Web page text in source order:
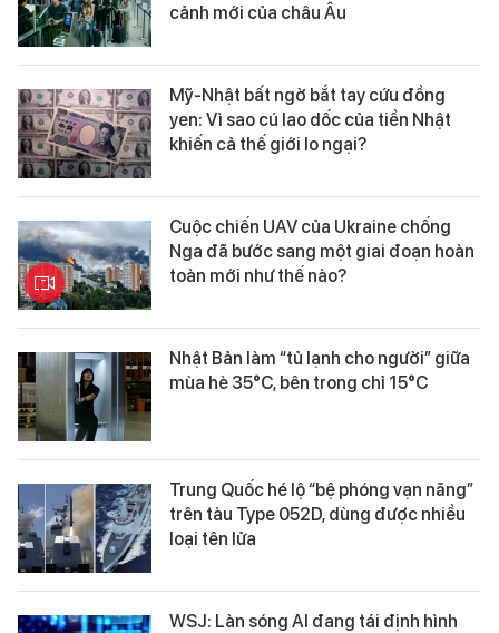
cảnh mới của châu Âu
Mỹ-Nhật bất ngờ bắt tay cứu đồng
yen: Vì sao cú lao dốc của tiền Nhật
khiến cả thế giới lo ngại?
Cuộc chiến UAV của Ukraine chống
Nga đã bước sang một giai đoạn hoàn
toàn mới như thế nào?
Nhật Bản làm “tủ lạnh cho người” giữa
mùa hè 35°C, bên trong chỉ 15°C
Trung Quốc hé lộ “bệ phóng vạn năng”
trên tàu Type 052D, dùng được nhiều
loại tên lửa
WSJ: Làn sóng AI đang tái định hình